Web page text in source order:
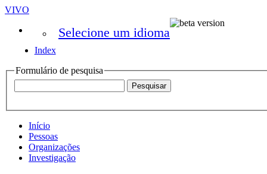
VIVO
Selecione um idioma
Index
Formulário de pesquisa
Início
Pessoas
Organizações
Investigação